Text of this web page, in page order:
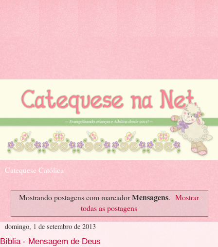
Catequese Católica
Mostrando postagens com marcadorMensagens. Mostrar
todas as postagens
domingo, 1 de setembro de 2013
Bíblia - Mensagem de Deus